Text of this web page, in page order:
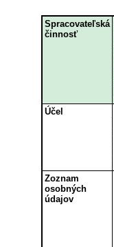
Spracovateľská
činnosť
Účel
Zoznam
osobných
údajov